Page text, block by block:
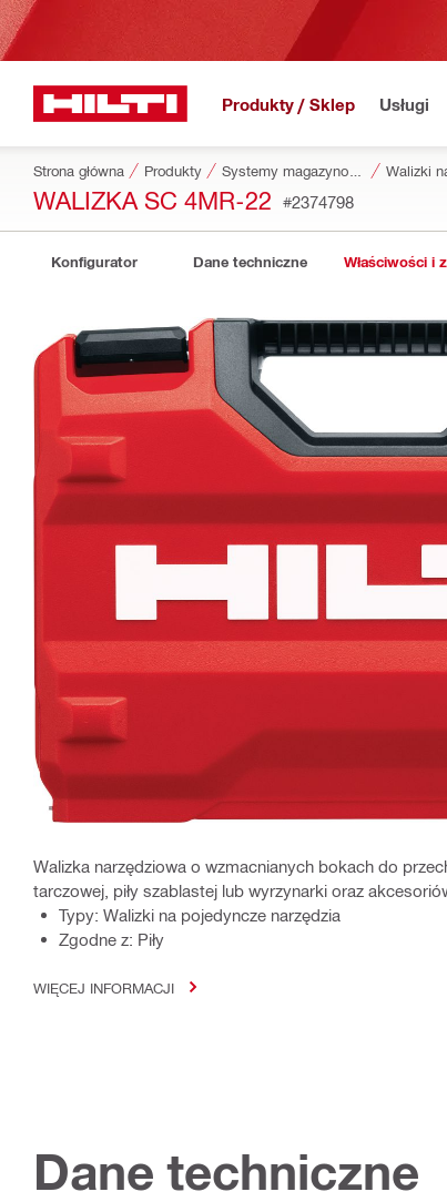
Produkty / Sklep Usługi
Strona główna Produkty Walizki
WALIZKA SC 4MR-22 #2374798
Konfigurator Dane techniczne Właściwości i
Walizka narzędziowa o wzmacnianych bokach do
tarczowej, piły szablastej lub wyrzynarki oraz
Typy: Walizki na pojedyncze narzędzia
Zgodne z: Piły
WIĘCEJ INFORMACJI
Dane techniczne